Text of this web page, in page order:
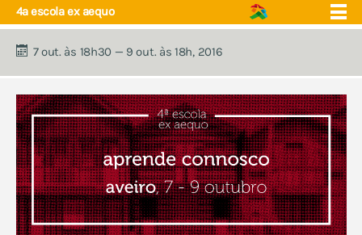
quem somos
eventos
próximos eventos
eventos anuais:
acampamento de verão
núcleos
projecto educação
apoio e saúde
fórum
contactos
4ª escola ex aequo
7 out. às 18h30 — 9 out. às 18h, 2016